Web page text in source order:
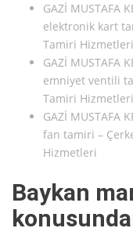
GAZİ MUSTAFA
elektronik kart
Tamiri Hizmetleri
GAZİ MUSTAFA
emniyet ventili
Tamiri Hizmetleri
GAZİ MUSTAFA
fan tamiri –
Hizmetleri
Baykan